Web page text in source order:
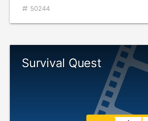
50244
Survival Quest